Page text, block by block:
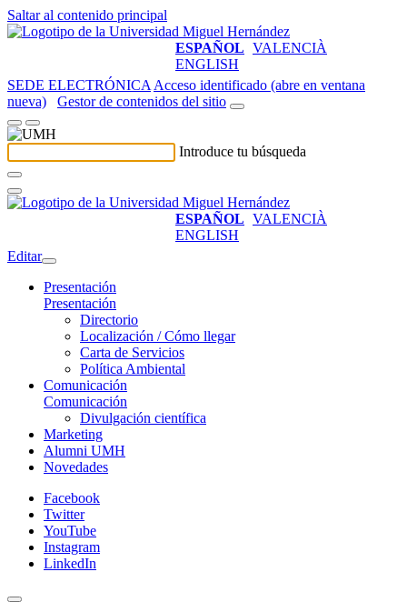
Saltar al contenido principal
ESPAÑOL VALENCIÀ
ENGLISH
SEDE ELECTRÓNICA Acceso identificado (abre en ventana
nueva)
Gestor de contenidos del sitio
Introduce tu búsqueda
ESPAÑOL VALENCIÀ
ENGLISH
Editar
Presentación
Presentación
Directorio
Localización / Cómo llegar
Carta de Servicios
Política Ambiental
Comunicación
Comunicación
Divulgación científica
Marketing
Alumni UMH
Novedades
Facebook
Twitter
YouTube
Instagram
LinkedIn